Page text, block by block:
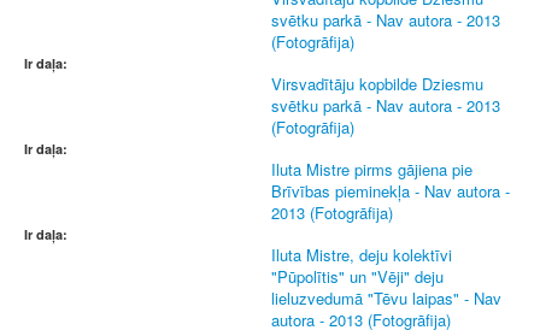
svētku parkā - Nav autora - 2013
(Fotogrāfija)
Ir daļa:
Virsvadītāju kopbilde Dziesmu
svētku parkā - Nav autora - 2013
(Fotogrāfija)
Ir daļa:
Iluta Mistre pirms gājiena pie
Brīvības pieminekļa - Nav autora -
2013 (Fotogrāfija)
Ir daļa:
Iluta Mistre, deju kolektīvi
"Pūpolītis" un "Vēji" deju
lieluzvedumā "Tēvu laipas" - Nav
autora - 2013 (Fotogrāfija)